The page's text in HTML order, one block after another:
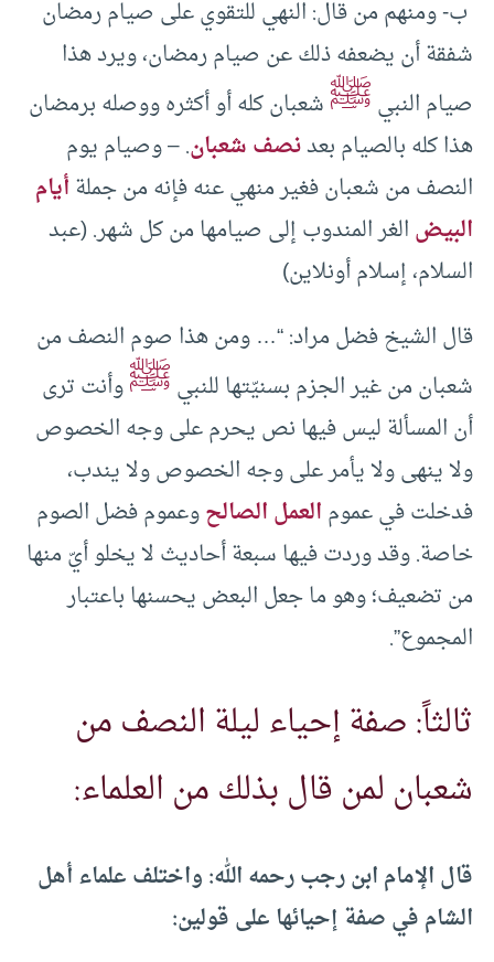
ب- ومنهم من قال: النهي للتقوي على صيام رمضان
شفقة أن يضعفه ذلك عن صيام رمضان، ويرد هذا
صيام النبيﷺشعبان كله أو أكثره ووصله برمضان
هذا كله بالصيام بعدنصف شعبان. – وصيام يوم
النصف من شعبان فغير منهي عنه فإنه من جملةأيام
البيضالغر المندوب إلى صيامها من كل شهر. (عبد
السلام، إسلام أونلاين)
قال الشيخ فضل مراد: “… ومن هذا صوم النصف من
شعبان من غير الجزم بسنيّتها للنبيﷺوأنت ترى
أن المسألة ليس فيها نص يحرم على وجه الخصوص
ولا ينهى ولا يأمر على وجه الخصوص ولا يندب،
فدخلت في عمومالعمل الصالحوعموم فضل الصوم
خاصة. وقد وردت فيها سبعة أحاديث لا يخلو أيّ منها
من تضعيف؛ وهو ما جعل البعض يحسنها باعتبار
المجموع”.
ثالثاً: صفة إحياء ليلة النصف من
شعبان لمن قال بذلك من العلماء:
‌‌قال الإمام ابن رجب رحمه الله: واختلف علماء أهل
الشام في صفة إحيائها على قولين: